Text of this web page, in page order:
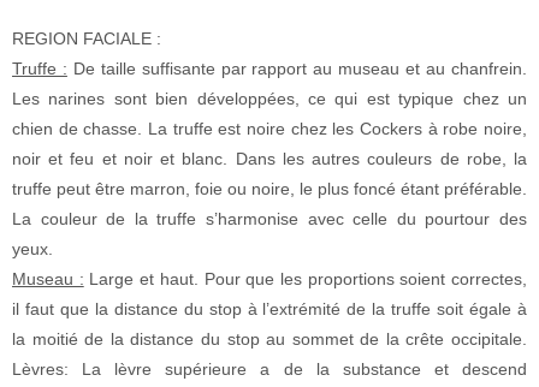
REGION FACIALE :
Truffe : De taille suffisante par rapport au museau et au chanfrein.
Les narines sont bien développées, ce qui est typique chez un
chien de chasse. La truffe est noire chez les Cockers à robe noire,
noir et feu et noir et blanc. Dans les autres couleurs de robe, la
truffe peut être marron, foie ou noire, le plus foncé étant préférable.
La couleur de la truffe s’harmonise avec celle du pourtour des
yeux.
Museau : Large et haut. Pour que les proportions soient correctes,
il faut que la distance du stop à l’extrémité de la truffe soit égale à
la moitié de la distance du stop au sommet de la crête occipitale.
Lèvres: La lèvre supérieure a de la substance et descend